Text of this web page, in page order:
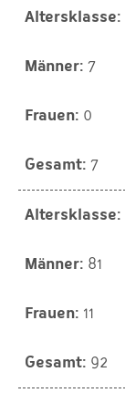
7
0
7
81
11
92